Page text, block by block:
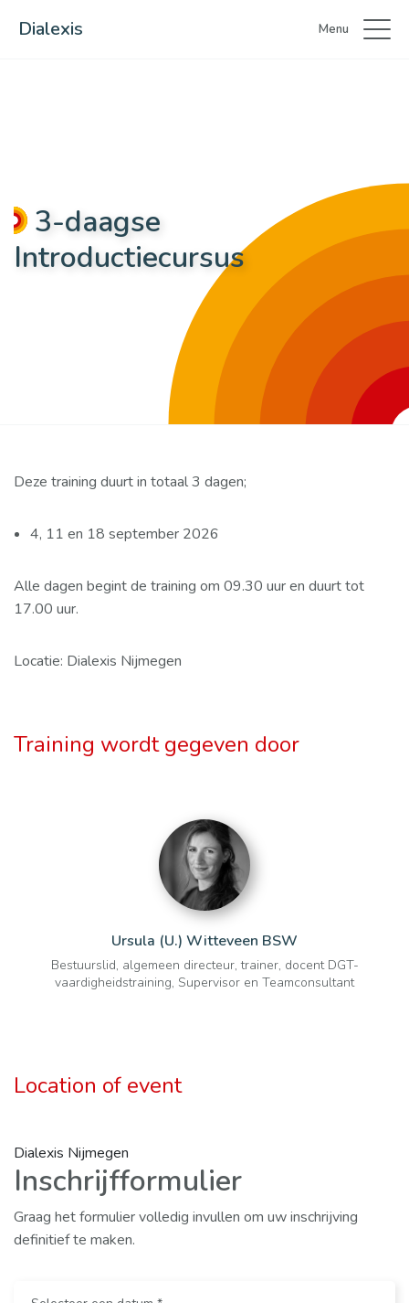
Dialexis Menu
3-daagse
Introductiecursus
Deze training duurt in totaal 3 dagen;
4, 11 en 18 september 2026
Alle dagen begint de training om 09.30 uur en duurt tot
17.00 uur.
Locatie: Dialexis Nijmegen
Training wordt gegeven door
Ursula (U.) Witteveen BSW
Bestuurslid, algemeen directeur, trainer, docent DGT-
vaardigheidstraining, Supervisor en Teamconsultant
Location of event
Dialexis Nijmegen
Inschrijfformulier
Graag het formulier volledig invullen om uw inschrijving
definitief te maken.